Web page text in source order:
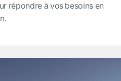
répondre à vos besoins en